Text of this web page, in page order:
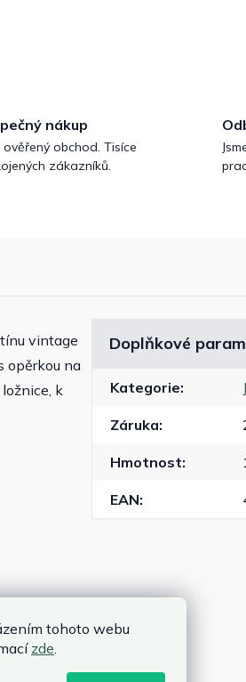
tohoto webu
zde.
nákup
ověřený obchod. Tisíce
zákazníků.
vintage
opěrkou na
k
Doplňkové
Kategorie:
Záruka:
Hmotnost:
EAN: